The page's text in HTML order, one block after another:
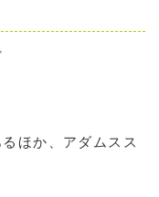
ほか、アダムスス